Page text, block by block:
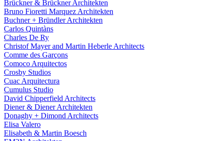
Brückner & Brückner Architekten
Bruno Fioretti Marquez Architekten
Buchner + Bründler Architekten
Carlos Quintàns
Charles De Ry
Christof Mayer and Martin Heberle Architects
Comme des Garçons
Comoco Arquitectos
Crosby Studios
Cuac Arquitectura
Cumulus Studio
David Chipperfield Architects
Diener & Diener Architekten
Donaghy + Dimond Architects
Elisa Valero
Elisabeth & Martin Boesch